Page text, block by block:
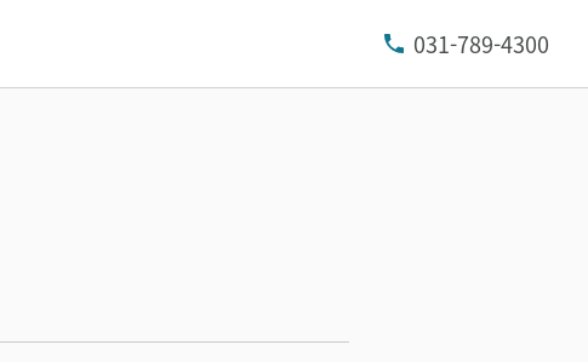
031-789-4300